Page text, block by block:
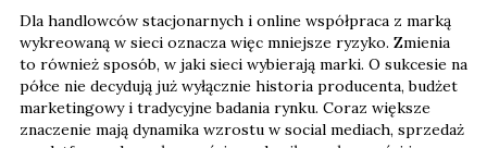
Dla handlowców stacjonarnych i online współpraca z marką
wykreowaną w sieci oznacza więc mniejsze ryzyko. Zmienia
to również sposób, w jaki sieci wybierają marki. O sukcesie na
półce nie decydują już wyłącznie historia producenta, budżet
marketingowy i tradycyjne badania rynku. Coraz większe
znaczenie mają dynamika wzrostu w social mediach, sprzedaż